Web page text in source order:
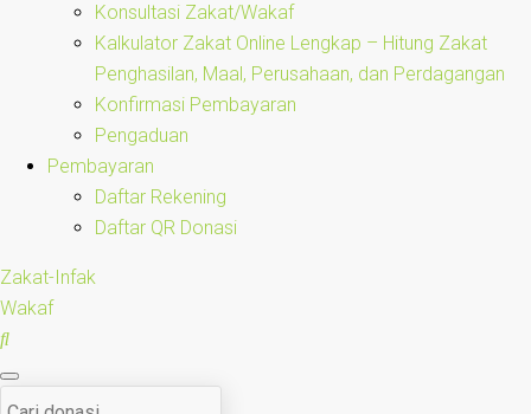
Konsultasi Zakat/Wakaf
Kalkulator Zakat Online Lengkap – Hitung Zakat
Penghasilan, Maal, Perusahaan, dan Perdagangan
Konfirmasi Pembayaran
Pengaduan
Pembayaran
Daftar Rekening
Daftar QR Donasi
Zakat-Infak
Wakaf